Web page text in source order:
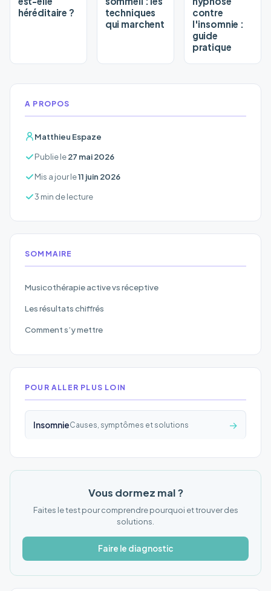
héréditaire ?
techniques
qui marchent
contre
l'insomnie :
guide
pratique
A PROPOS
Matthieu Espaze
Publie le27 mai 2026
Mis a jour le11 juin 2026
3 min de lecture
SOMMAIRE
Musicothérapie active vs réceptive
Les résultats chiffrés
Comment s’y mettre
POUR ALLER PLUS LOIN
InsomnieCauses, symptômes et solutions →
Vous dormez mal ?
Faites le test pour comprendre pourquoi et trouver des
solutions.
Faire le diagnostic